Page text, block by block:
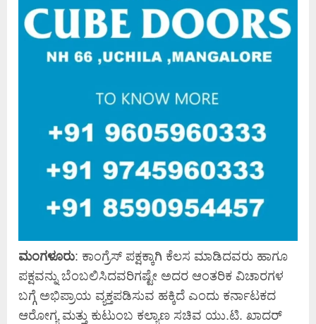
ಮಂಗಳೂರು: ಕಾಂಗ್ರೆಸ್ ಪಕ್ಷಕ್ಕಾಗಿ ಕೆಲಸ ಮಾಡಿದವರು ಹಾಗೂ
ಪಕ್ಷವನ್ನು ಬೆಂಬಲಿಸಿದವರಿಗಷ್ಟೇ ಅದರ ಆಂತರಿಕ ವಿಚಾರಗಳ
ಬಗ್ಗೆ ಅಭಿಪ್ರಾಯ ವ್ಯಕ್ತಪಡಿಸುವ ಹಕ್ಕಿದೆ ಎಂದು ಕರ್ನಾಟಕದ
ಆರೋಗ್ಯ ಮತ್ತು ಕುಟುಂಬ ಕಲ್ಯಾಣ ಸಚಿವ ಯು.ಟಿ. ಖಾದರ್